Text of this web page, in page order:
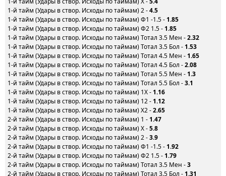
1-й тайм (Удары в створ. Исходы по таймам) 2 -4.5
1-й тайм (Удары в створ. Исходы по таймам) Ф1 -1.5 - 1.85
1-й тайм (Удары в створ. Исходы по таймам) Ф2 1.5 - 1.85
1-й тайм (Удары в створ. Исходы по таймам) Тотал 3.5 Мен -2.32
1-й тайм (Удары в створ. Исходы по таймам) Тотал 3.5 Бол - 1.53
1-й тайм (Удары в створ. Исходы по таймам) Тотал 4.5 Мен - 1.65
1-й тайм (Удары в створ. Исходы по таймам) Тотал 4.5 Бол -2.08
1-й тайм (Удары в створ. Исходы по таймам) Тотал 5.5 Мен - 1.3
1-й тайм (Удары в створ. Исходы по таймам) Тотал 5.5 Бол -3.1
1-й тайм (Удары в створ. Исходы по таймам) 1X - 1.16
1-й тайм (Удары в створ. Исходы по таймам) 12 - 1.12
1-й тайм (Удары в створ. Исходы по таймам) X2 -2.65
2-й тайм (Удары в створ. Исходы по таймам) 1 - 1.47
2-й тайм (Удары в створ. Исходы по таймам) X -5.8
2-й тайм (Удары в створ. Исходы по таймам) 2 -3.9
2-й тайм (Удары в створ. Исходы по таймам) Ф1 -1.5 - 1.92
2-й тайм (Удары в створ. Исходы по таймам) Ф2 1.5 - 1.79
2-й тайм (Удары в створ. Исходы по таймам) Тотал 3.5 Мен -3
2-й тайм (Удары в створ. Исходы по таймам) Тотал 3.5 Бол - 1.31